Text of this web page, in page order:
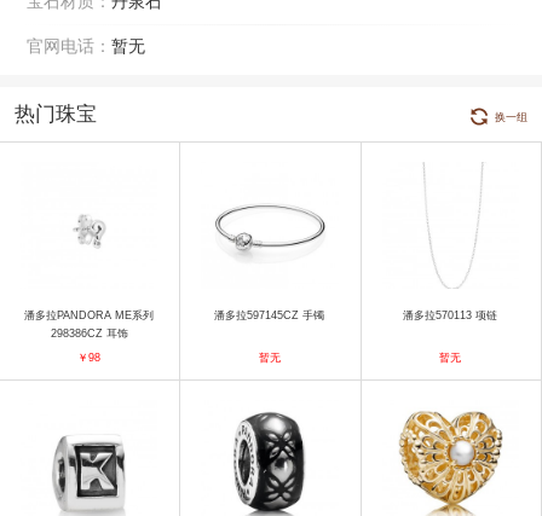
官网电话： 暂无
热门珠宝 换一组
潘多拉PANDORA ME系列
298386CZ 耳饰
￥98
潘多拉597145CZ 手镯
暂无
潘多拉570113 项链
暂无